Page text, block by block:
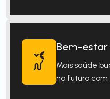
Bem-estar
Mais saúde
no futuro com